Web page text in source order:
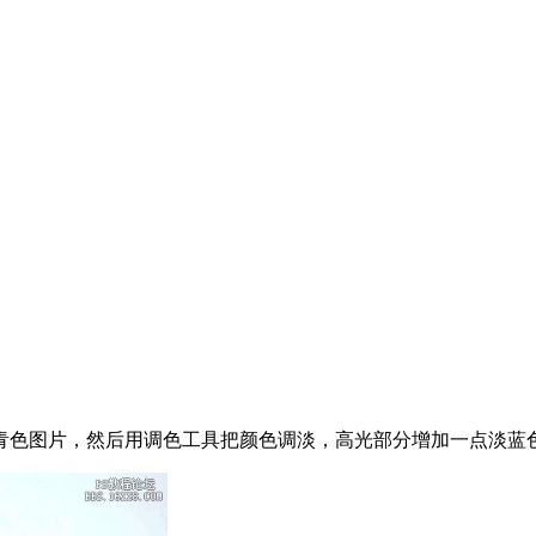
图片，然后用调色工具把颜色调淡，高光部分增加一点淡蓝